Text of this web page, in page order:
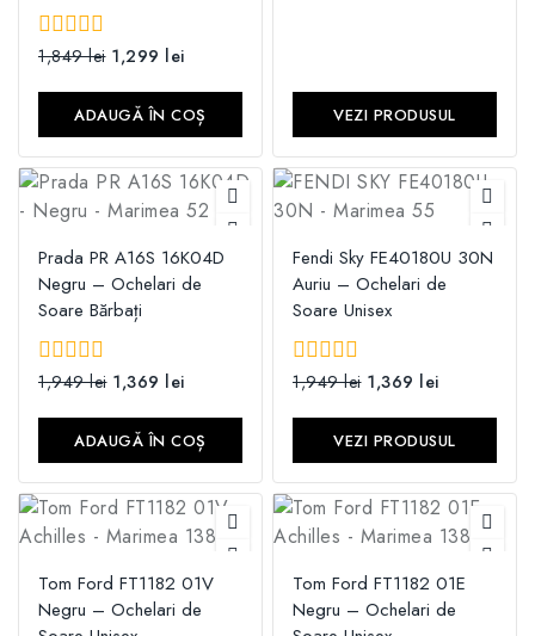
0
5
1,849lei 1,299 lei
ADAUGĂ ÎN COȘ VEZI PRODUSUL
Prada PR A16S 16K04D
Negru – Ochelari de
Soare Bărbați
0
5
1,949lei 1,369 lei
ADAUGĂ ÎN COȘ
Fendi Sky FE40180U 30N
Auriu – Ochelari de
Soare Unisex
0
5
1,949lei 1,369 lei
VEZI PRODUSUL
Tom Ford FT1182 01V
Negru – Ochelari de
Tom Ford FT1182 01E
Negru – Ochelari de